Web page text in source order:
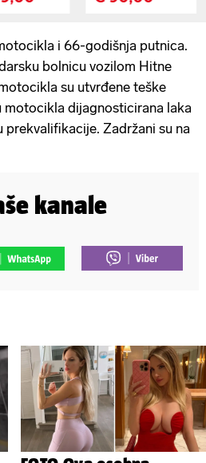
i 66-godišnja putnica.
bolnicu vozilom Hitne
su utvrđene teške
motocikla dijagnosticirana laka
Zadržani su na
kanale